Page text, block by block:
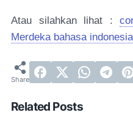
Atau silahkan lihat :
Merdeka bahasa
Related Posts